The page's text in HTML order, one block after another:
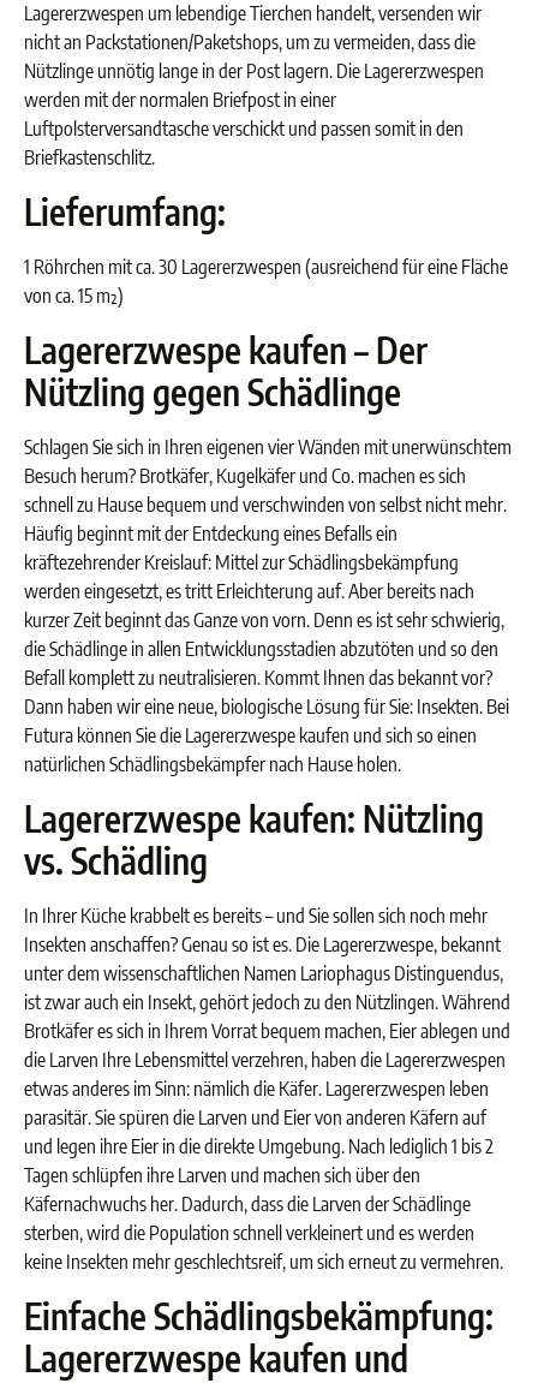
Lagererzwespen um lebendige Tierchen handelt, versenden wir
nicht an Packstationen/Paketshops, um zu vermeiden, dass die
Nützlinge unnötig lange in der Post lagern. Die Lagererzwespen
werden mit der normalen Briefpost in einer
Luftpolsterversandtasche verschickt und passen somit in den
Briefkastenschlitz.
Lieferumfang:
1 Röhrchen mit ca. 30 Lagererzwespen (ausreichend für eine Fläche
von ca. 15 m²)
Lagererzwespe kaufen – Der
Nützling gegen Schädlinge
Schlagen Sie sich in Ihren eigenen vier Wänden mit unerwünschtem
Besuch herum? Brotkäfer, Kugelkäfer und Co. machen es sich
schnell zu Hause bequem und verschwinden von selbst nicht mehr.
Häufig beginnt mit der Entdeckung eines Befalls ein
kräftezehrender Kreislauf: Mittel zur Schädlingsbekämpfung
werden eingesetzt, es tritt Erleichterung auf. Aber bereits nach
kurzer Zeit beginnt das Ganze von vorn. Denn es ist sehr schwierig,
die Schädlinge in allen Entwicklungsstadien abzutöten und so den
Befall komplett zu neutralisieren. Kommt Ihnen das bekannt vor?
Dann haben wir eine neue, biologische Lösung für Sie: Insekten. Bei
Futura können Sie die Lagererzwespe kaufen und sich so einen
natürlichen Schädlingsbekämpfer nach Hause holen.
Lagererzwespe kaufen: Nützling
vs. Schädling
In Ihrer Küche krabbelt es bereits – und Sie sollen sich noch mehr
Insekten anschaffen? Genau so ist es. Die Lagererzwespe, bekannt
unter dem wissenschaftlichen Namen Lariophagus Distinguendus,
ist zwar auch ein Insekt, gehört jedoch zu den Nützlingen. Während
Brotkäfer es sich in Ihrem Vorrat bequem machen, Eier ablegen und
die Larven Ihre Lebensmittel verzehren, haben die Lagererzwespen
etwas anderes im Sinn: nämlich die Käfer. Lagererzwespen leben
parasitär. Sie spüren die Larven und Eier von anderen Käfern auf
und legen ihre Eier in die direkte Umgebung. Nach lediglich 1 bis 2
Tagen schlüpfen ihre Larven und machen sich über den
Käfernachwuchs her. Dadurch, dass die Larven der Schädlinge
sterben, wird die Population schnell verkleinert und es werden
keine Insekten mehr geschlechtsreif, um sich erneut zu vermehren.
Einfache Schädlingsbekämpfung:
Lagererzwespe kaufen und